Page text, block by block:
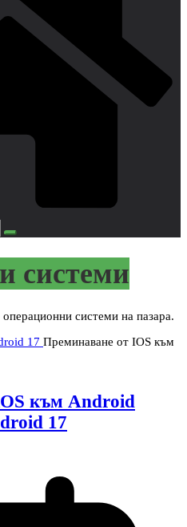
системи
системи на пазара.
Преминаване от IOS към
към Android
17